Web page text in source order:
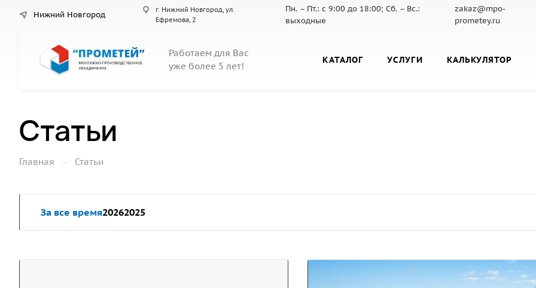
Нижний Новгород
г. Нижний Новгород, ул.
Ефремова, 2
Пн. – Пт.: с 9:00 до 18:00; Сб. – Вс.:
выходные
zakaz@mpo-
prometey.ru
Работаем для Вас
уже более 5 лет!
КАТАЛОГ УСЛУГИ КАЛЬКУЛЯТОР
Статьи
Главная — Статьи
За все время20262025